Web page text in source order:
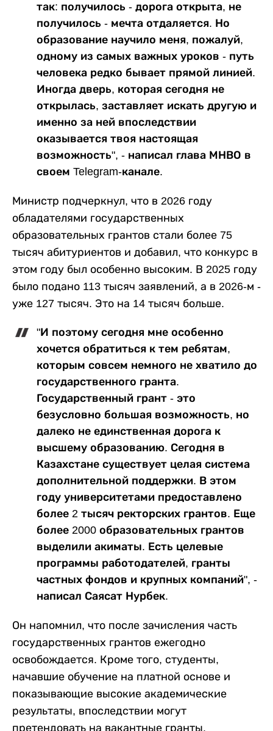
так: получилось - дорога открыта, не
получилось - мечта отдаляется. Но
образование научило меня, пожалуй,
одному из самых важных уроков - путь
человека редко бывает прямой линией.
Иногда дверь, которая сегодня не
открылась, заставляет искать другую и
именно за ней впоследствии
оказывается твоя настоящая
возможность", - написал глава МНВО в
своем Telegram-канале.
Министр подчеркнул, что в 2026 году
обладателями государственных
образовательных грантов стали более 75
тысяч абитуриентов и добавил, что конкурс в
этом году был особенно высоким. В 2025 году
было подано 113 тысяч заявлений, а в 2026-м -
уже 127 тысяч. Это на 14 тысяч больше.
"И поэтому сегодня мне особенно
хочется обратиться к тем ребятам,
которым совсем немного не хватило до
государственного гранта.
Государственный грант - это
безусловно большая возможность, но
далеко не единственная дорога к
высшему образованию. Сегодня в
Казахстане существует целая система
дополнительной поддержки. В этом
году университетами предоставлено
более 2 тысяч ректорских грантов. Еще
более 2000 образовательных грантов
выделили акиматы. Есть целевые
программы работодателей, гранты
частных фондов и крупных компаний", -
написал Саясат Нурбек.
Он напомнил, что после зачисления часть
государственных грантов ежегодно
освобождается. Кроме того, студенты,
начавшие обучение на платной основе и
показывающие высокие академические
результаты, впоследствии могут
претендовать на вакантные гранты.